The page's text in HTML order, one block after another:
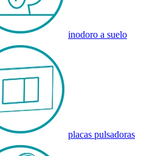
inodoro a suelo
placas pulsadoras